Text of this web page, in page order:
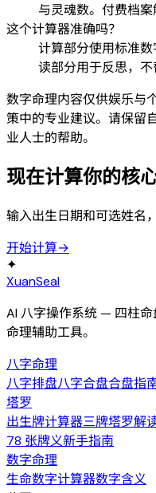
与灵魂数。付费档案
这个计算器准确吗？
计算部分使用标准
读部分用于反思，不
数字命理内容仅供娱乐与
策中的专业建议。请保留
业人士的帮助。
现在计算你的核
输入出生日期和可选姓名
开始计算→
✦
XuanSeal
AI 八字操作系统 — 四柱
命理辅助工具。
八字命理
八字排盘八字合盘合盘指
塔罗
出生牌计算器三牌塔罗解
78 张牌义新手指南
数字命理
生命数字计算器数字含义